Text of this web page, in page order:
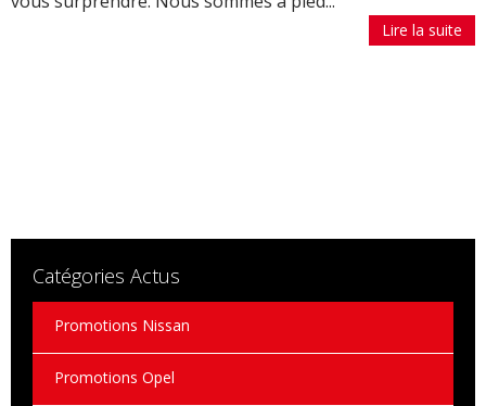
Lire la suite
Catégories Actus
Promotions Nissan
Promotions Opel